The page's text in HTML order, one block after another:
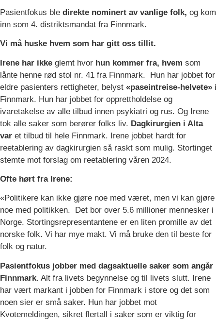
Pasientfokus ble direkte nominert av vanlige folk, og kom
inn som 4. distriktsmandat fra Finnmark.
Vi må huske hvem som har gitt oss tillit.
Irene har ikke glemt hvor hun kommer fra, hvem som
lånte henne rød stol nr. 41 fra Finnmark. Hun har jobbet for
eldre pasienters rettigheter, belyst «paseintreise-helvete» i
Finnmark. Hun har jobbet for opprettholdelse og
ivaretakelse av alle tilbud innen psykiatri og rus. Og Irene
tok alle saker som berører folks liv. Dagkirurgien i Alta
var et tilbud til hele Finnmark. Irene jobbet hardt for
reetablering av dagkirurgien så raskt som mulig. Stortinget
stemte mot forslag om reetablering våren 2024.
Ofte hørt fra Irene:
«Politikere kan ikke gjøre noe med været, men vi kan gjøre
noe med politikken. Det bor over 5.6 millioner mennesker i
Norge. Stortingsrepresentantene er en liten promille av det
norske folk. Vi har mye makt. Vi må bruke den til beste for
folk og natur.
Pasientfokus jobber med dagsaktuelle saker som angår
Finnmark. Alt fra livets begynnelse og til livets slutt. Irene
har vært markant i jobben for Finnmark i store og det som
noen sier er små saker. Hun har jobbet mot
Kvotemeldingen, sikret flertall i saker som er viktig for